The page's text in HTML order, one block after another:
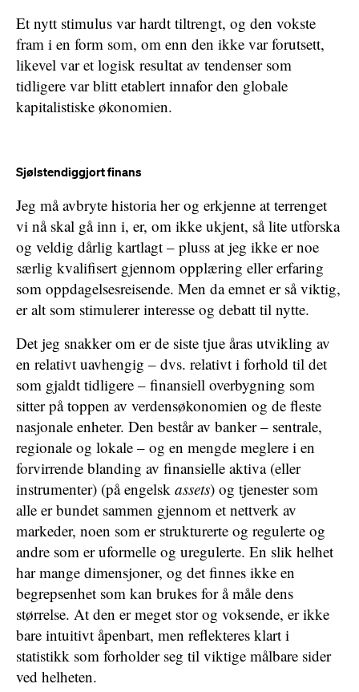
Et nytt stimulus var hardt tiltrengt, og den vokste
fram i en form som, om enn den ikke var forutsett,
likevel var et logisk resultat av tendenser som
tidligere var blitt etablert innafor den globale
kapitalistiske økonomien.
Sjølstendiggjort finans
Jeg må avbryte historia her og erkjenne at terrenget
vi nå skal gå inn i, er, om ikke ukjent, så lite utforska
og veldig dårlig kartlagt – pluss at jeg ikke er noe
særlig kvalifisert gjennom opplæring eller erfaring
som oppdagelsesreisende. Men da emnet er så viktig,
er alt som stimulerer interesse og debatt til nytte.
Det jeg snakker om er de siste tjue åras utvikling av
en relativt uavhengig – dvs. relativt i forhold til det
som gjaldt tidligere – finansiell overbygning som
sitter på toppen av verdensøkonomien og de fleste
nasjonale enheter. Den består av banker – sentrale,
regionale og lokale – og en mengde meglere i en
forvirrende blanding av finansielle aktiva (eller
instrumenter) (på engelsk assets) og tjenester som
alle er bundet sammen gjennom et nettverk av
markeder, noen som er strukturerte og regulerte og
andre som er uformelle og uregulerte. En slik helhet
har mange dimensjoner, og det finnes ikke en
begrepsenhet som kan brukes for å måle dens
størrelse. At den er meget stor og voksende, er ikke
bare intuitivt åpenbart, men reflekteres klart i
statistikk som forholder seg til viktige målbare sider
ved helheten.